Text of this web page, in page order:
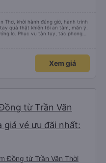
Thơ, khởi hành đúng giờ, hành trình
ý.
lo. Phục vụ tận tụy, tác phong
tiền vội vã. Xã hội loạn đạo. Xin gửi
Xem giá
từ Trần Văn
giá vé ưu đãi nhất:
Đồng từ Trần Văn Thời